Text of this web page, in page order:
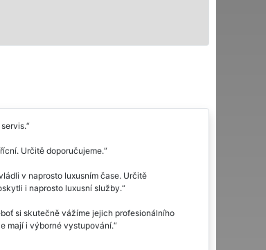
Určitě doporučujeme.
v naprosto luxusním čase. Určitě
i naprosto luxusní služby.
si skutečně vážíme jejich profesionálního
mají i výborné vystupování.